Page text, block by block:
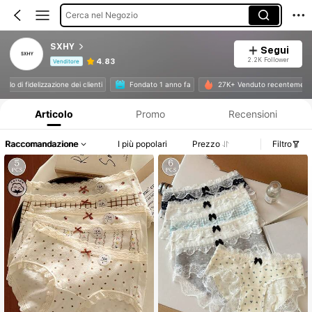
Cerca nel Negozio
SXHY
Venditore 4.83
Segui
2.2K Follower
livello di fidelizzazione dei clienti Fondato 1 anno fa 27K+ Venduto Informazioni sul prodotto: Comunicazione del prezzo, dettagli su vendite e disponibilità.
Articolo Promo Recensioni
Raccomandazione I più popolari Prezzo Filtro